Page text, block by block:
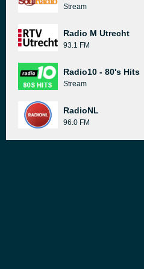
Stream
Radio M Utrecht
93.1 FM
Radio10 - 80's Hits
Stream
RadioNL
96.0 FM